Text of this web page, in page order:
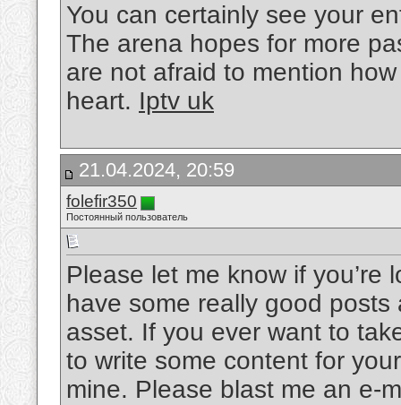
You can certainly see your
The arena hopes for more
are not afraid to mention
heart. Iptv uk
21.04.2024, 20:59
folefir350
Постоянный пользователь
Please let me know if you’re
have some really good
asset. If you ever want to
to write some content for
mine. Please blast me an e-